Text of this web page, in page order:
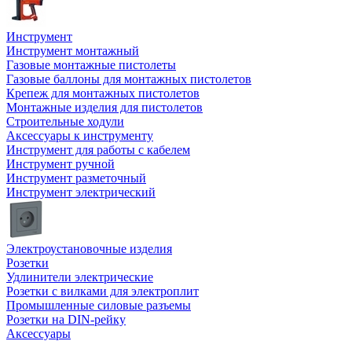
Инструмент
Инструмент монтажный
Газовые монтажные пистолеты
Газовые баллоны для монтажных пистолетов
Крепеж для монтажных пистолетов
Монтажные изделия для пистолетов
Строительные ходули
Аксессуары к инструменту
Инструмент для работы с кабелем
Инструмент ручной
Инструмент разметочный
Инструмент электрический
Электроустановочные изделия
Розетки
Удлинители электрические
Розетки с вилками для электроплит
Промышленные силовые разъемы
Розетки на DIN-рейку
Аксессуары